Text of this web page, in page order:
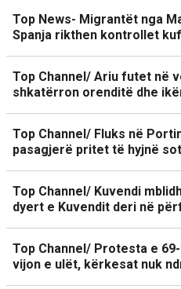
Top News- Migrantët nga
Spanja rikthen kontrollet
Top Channel/ Ariu futet në
shkatërron orenditë dhe
Top Channel/ Fluks në
pasagjerë pritet të hyjnë
Top Channel/ Kuvendi
dyert e Kuvendit deri në
Top Channel/ Protesta e
vijon e ulët, kërkesat nuk